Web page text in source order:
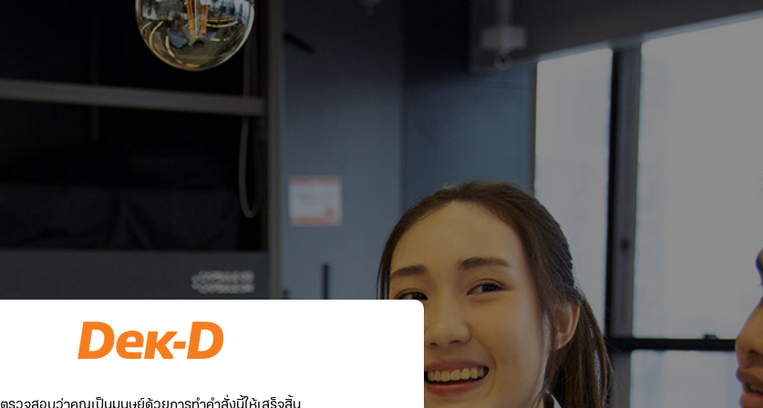
ตรวจสอบว่าคุณเป็นมนุษย์ด้วยการทำคำสั่งนี้ให้เสร็จสิ้น